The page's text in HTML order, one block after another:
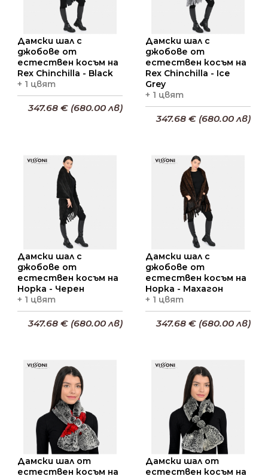
светло кафяв (пастел)
графит(сиво)
бяло
сребро
тъмно син
Кожени Ключодържатели PIA RIES
Кожени ръкавици
Кожени ръкавици с естествен косъм
Чехли с естествен косъм
Чанти с естествен косъм
Шалове с естествен косъм
Наушници от естествен косъм
Ленти за глава от естествен косъм
Дамски шал с
джобове от
естествен косъм на
Rex Chinchilla - Black
+ 1 цвят
347.68 € (680.00 лв)
Дамски шал с
джобове от
естествен косъм на
Rex Chinchilla - Ice
Grey
+ 1 цвят
Добави в кошницата
347.68 € (680.00 лв)
Дамски шал с
джобове от
естествен косъм на
Норка - Черен
+ 1 цвят
Добави в кошницата
347.68 € (680.00 лв)
Дамски шал с
джобове от
естествен косъм на
Норка - Махагон
+ 1 цвят
Добави в кошницата
347.68 € (680.00 лв)
Дамски шал от
естествен косъм на
Дамски шал от
естествен косъм на